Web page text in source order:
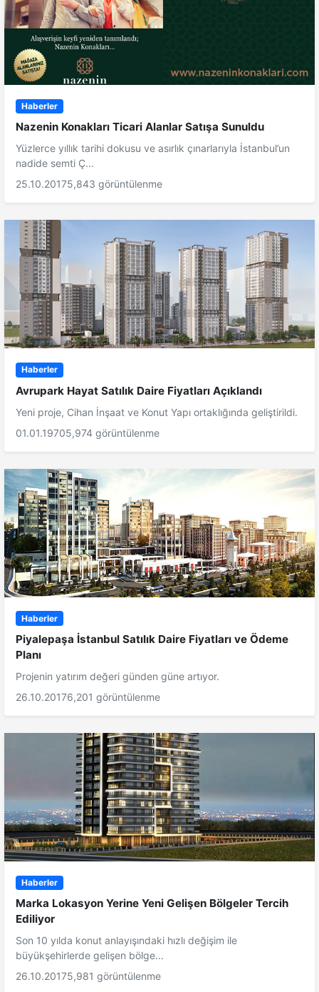
Haberler
Nazenin Konakları Ticari Alanlar Satışa Sunuldu
Yüzlerce yıllık tarihi dokusu ve asırlık çınarlarıyla İstanbul’un
nadide semti Ç...
25.10.20175,843 görüntülenme
Haberler
Avrupark Hayat Satılık Daire Fiyatları Açıklandı
Yeni proje, Cihan İnşaat ve Konut Yapı ortaklığında geliştirildi.
01.01.19705,974 görüntülenme
Haberler
Piyalepaşa İstanbul Satılık Daire Fiyatları ve Ödeme
Planı
Projenin yatırım değeri günden güne artıyor.
26.10.20176,201 görüntülenme
Haberler
Marka Lokasyon Yerine Yeni Gelişen Bölgeler Tercih
Ediliyor
Son 10 yılda konut anlayışındaki hızlı değişim ile
büyükşehirlerde gelişen bölge...
26.10.20175,981 görüntülenme